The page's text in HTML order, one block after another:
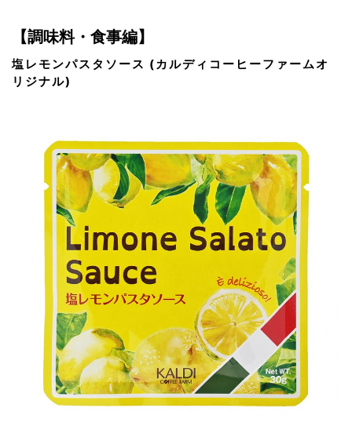
【調味料・食事編】
塩レモンパスタソース (カルディコーヒーファームオ
リジナル)